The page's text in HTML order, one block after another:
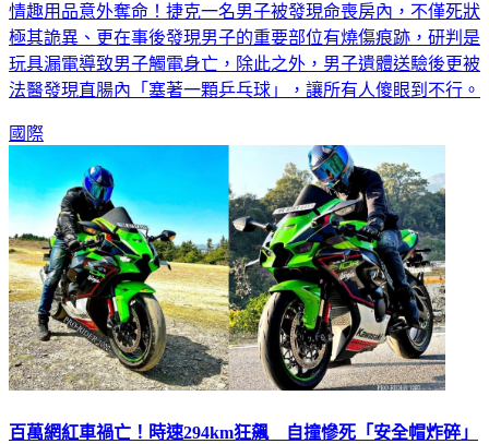
情趣用品意外奪命！捷克一名男子被發現命喪房內，不僅死狀
極其詭異、更在事後發現男子的重要部位有燒傷痕跡，研判是
玩具漏電導致男子觸電身亡，除此之外，男子遺體送驗後更被
法醫發現直腸內「塞著一顆乒乓球」，讓所有人傻眼到不行。
國際
百萬網紅車禍亡！時速294km狂飆 自撞慘死「安全帽炸碎」